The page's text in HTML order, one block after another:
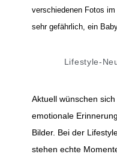
verschiedenen Fotos
sehr gefährlich, ein
Lifestyle-
Aktuell wünschen
emotionale
Bilder. Bei der
stehen echte